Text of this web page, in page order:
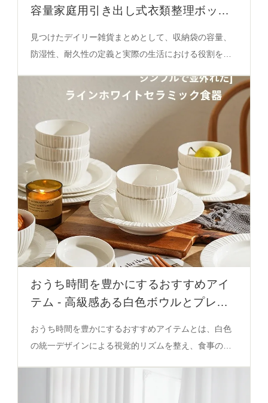
容量家庭用引き出し式衣類整理ボック
見つけたデイリー雑貨まとめとして、収納袋の容量、
防湿性、耐久性の定義と実際の生活における役割を解
おうち時間を豊かにするおすすめアイ
テム - 高級感ある白色ボウルとプレー
おうち時間を豊かにするおすすめアイテムとは、白色
の統一デザインによる視覚的リズムを整え、食事の質